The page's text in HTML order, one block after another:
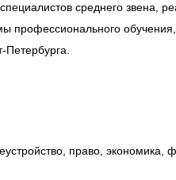
специалистов среднего
профессионального
Петербурга.
право,